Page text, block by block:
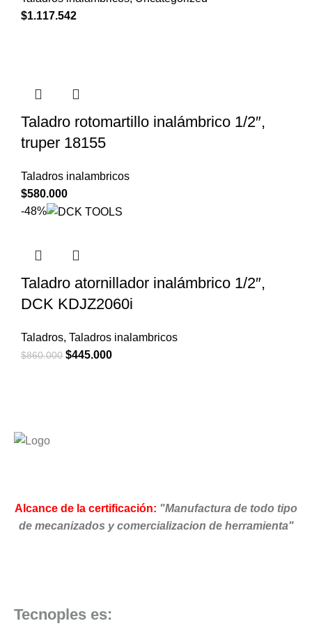
$1.117.542
Taladro rotomartillo inalámbrico 1/2″,
truper 18155
Taladros inalambricos
$580.000
-48%
Taladro atornillador inalámbrico 1/2″,
DCK KDJZ2060i
Taladros, Taladros inalambricos
$860.000 El
$445.000El
Alcance de la certificación: "Manufactura de todo tipo
de mecanizados y comercializacion de herramienta"
Tecnoples es: